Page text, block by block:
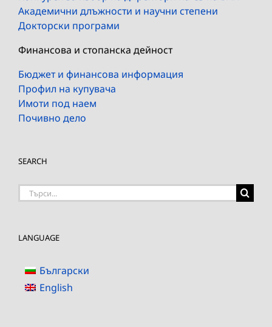
Академични длъжности и научни степени
Докторски програми
Финансова и стопанска дейност
Бюджет и финансова информация
Профил на купувача
Имоти под наем
Почивно дело
SEARCH
Търсене
LANGUAGE
Български
English